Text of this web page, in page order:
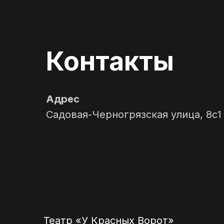
Контакты
Адрес
Садовая-Черногрязская улица, 8с1
Театр «У Красных Ворот»